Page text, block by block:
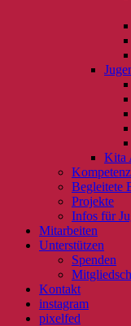
Kita
Begleitete
Projekte
Infos für
Mitarbeiten
Unterstützen
Spenden
Kontakt
instagram
pixelfed